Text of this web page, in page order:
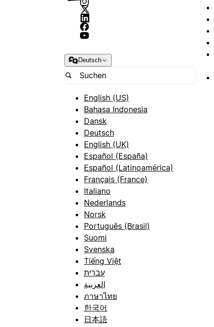
Deutsch
English (US)
Bahasa Indonesia
Dansk
Deutsch
English (UK)
Español (España)
Español (Latinoamérica)
Français (France)
Italiano
Nederlands
Norsk
Português (Brasil)
Suomi
Svenska
Tiếng Việt
עברית
العربية
ภาษาไทย
한국어
日本語